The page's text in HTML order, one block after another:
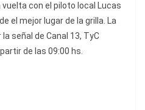
con el piloto local Lucas
el mejor lugar de la grilla. La
señal de Canal 13, TyC
de las 09:00 hs.